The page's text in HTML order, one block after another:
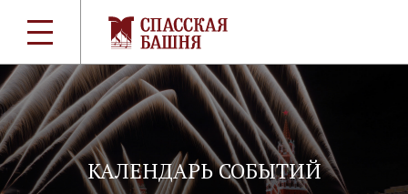
КАЛЕНДАРЬ СОБЫТИЙ